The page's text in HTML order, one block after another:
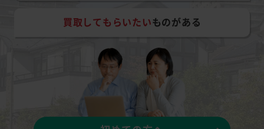
買取してもらいたいものがある